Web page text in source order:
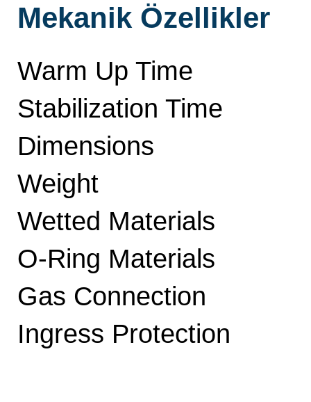
Mekanik Özellikler
Warm Up Time
Stabilization Time
Dimensions
Weight
Wetted Materials
O-Ring Materials
Gas Connection
Ingress Protection